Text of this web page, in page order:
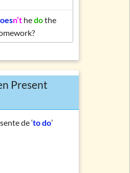
n’t hedothe
Present
de ‘to do’